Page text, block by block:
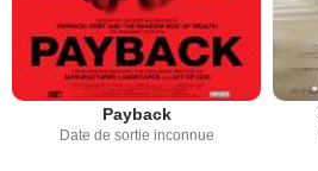
Payback
Date de sortie inconnue